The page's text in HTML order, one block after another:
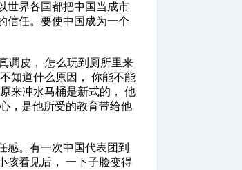
世界各国都把中国当成市
信任。要使中国成为一个
调皮， 怎么玩到厕所里来
知道什么原因， 你能不能
原来冲水马桶是新式的， 他
，是他所受的教育带给他
。有一次中国代表团到
孩看见后， 一下子脸变得